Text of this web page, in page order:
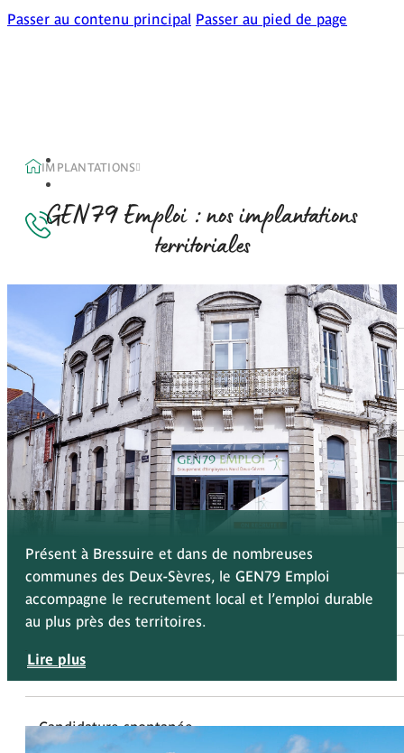
Passer au contenu principal Passer au pied de page
Accueil
À propos
Qui sommes-nous
Nos adhérents
Entreprises
Liste des adhérents
Salariés
Offres d'emploi
Candidature spontanée
IMPLANTATIONS
GEN79Emploi : nos implantations
territoriales
Présent à Bressuire et dans de nombreuses
communes des Deux-Sèvres, le GEN79 Emploi
accompagne le recrutement local et l’emploi durable
au plus près des territoires.
Lire plus